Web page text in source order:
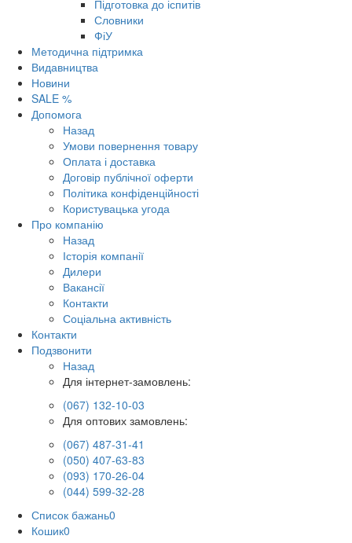
Підготовка до іспитів
Словники
ФіУ
Методична підтримка
Видавництва
Новини
SALE %
Допомога
Назад
Умови повернення товару
Оплата і доставка
Договір публічної оферти
Політика конфіденційності
Користувацька угода
Про компанію
Назад
Історія компанії
Дилери
Вакансії
Контакти
Соціальна активність
Контакти
Подзвонити
Назад
Для інтернет-замовлень:
(067) 132-10-03
Для оптових замовлень:
(067) 487-31-41
(050) 407-63-83
(093) 170-26-04
(044) 599-32-28
Список бажань0
Кошик0